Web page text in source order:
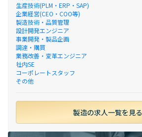
生産技術(PLM・ERP・SAP)
企業経営(CEO・COO等)
製造技術・品質管理
設計開発エンジニア
事業開発・製品企画
調達・購買
業務改善・変革エンジニア
社内SE
コーポレートスタッフ
その他
製造の求人一覧を見る